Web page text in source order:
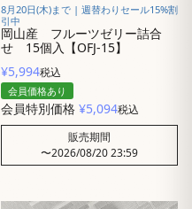
8月20日(木)まで | 週替わりセール15%割
引中
岡山産 フルーツゼリー詰合
せ 15個入【OFJ-15】
¥5,994税込
会員価格あり
会員特別価格 ¥5,094税込
販売期間
〜2026/08/20 23:59